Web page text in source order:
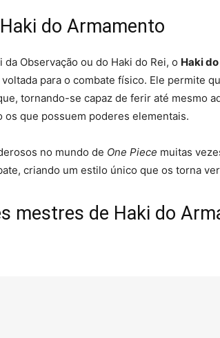
do Armamento
Observação ou do Haki do Rei, o Haki
para o combate físico. Ele permite
tornando-se capaz de ferir até mesmo
os que possuem poderes elementais.
no mundo de One Piece muitas
criando um estilo único que os torna
mestres de Haki do